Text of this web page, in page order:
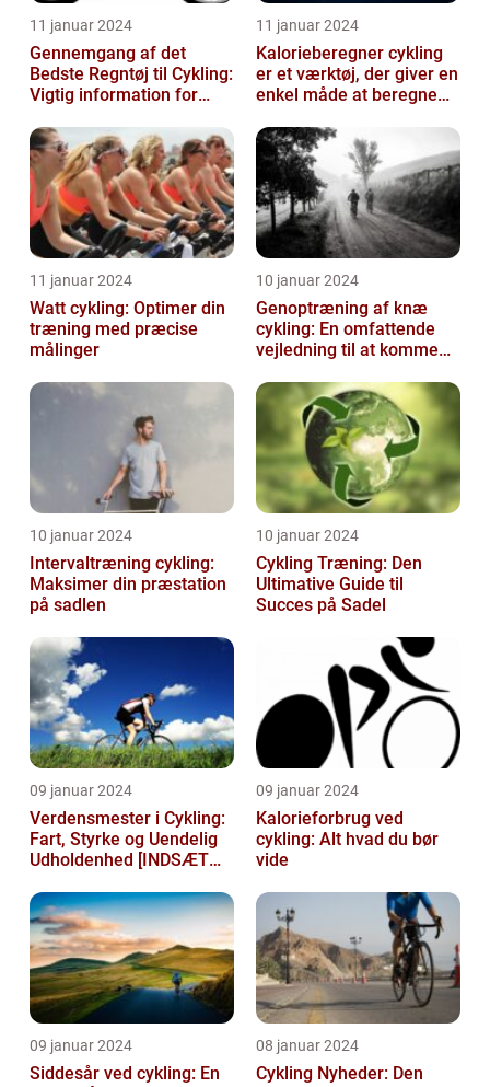
11 januar 2024
Gennemgang af det
Bedste Regntøj til Cykling:
Vigtig information for
Fritidsentusiaster
11 januar 2024
Kalorieberegner cykling
er et værktøj, der giver en
enkel måde at beregne
mængde k...
11 januar 2024
Watt cykling: Optimer din
træning med præcise
målinger
10 januar 2024
Genoptræning af knæ
cykling: En omfattende
vejledning til at komme
10 januar 2024
Intervaltræning cykling:
Maksimer din præstation
på sadlen
10 januar 2024
Cykling Træning: Den
Ultimative Guide til
Succes på Sadel
09 januar 2024
Verdensmester i Cykling:
Fart, Styrke og Uendelig
Udholdenhed [INDSÆT
09 januar 2024
Kalorieforbrug ved
cykling: Alt hvad du bør
vide
09 januar 2024
Siddesår ved cykling: En
08 januar 2024
Cykling Nyheder: Den